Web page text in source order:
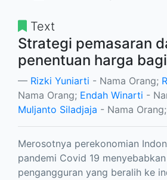
Text
Strategi pemasaran
penentuan harga
Rizki Yuniarti - Nama Orang;
Nama Orang; Endah Winarti -
Muljanto Siladjaja - Nama Orang;
Merosotnya perekonomian
pandemi Covid 19
pengangguran yang beralih ke